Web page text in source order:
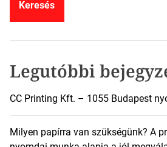
Legutóbbi
CC Printing Kft. – 1055 Budapest
Milyen papírra van szükségünk? A